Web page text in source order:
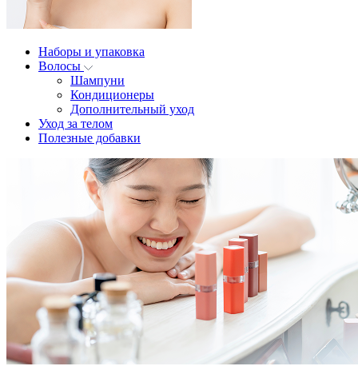
Наборы и упаковка
Волосы
Шампуни
Кондиционеры
Дополнительный уход
Уход за телом
Полезные добавки